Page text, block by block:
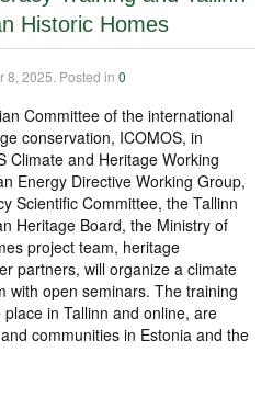
Historic Homes
8, 2025 . Posted in 0
Committee of the international
conservation, ICOMOS, in
Climate and Heritage Working
Energy Directive Working Group,
Scientific Committee, the Tallinn
Heritage Board, the Ministry of
project team, heritage
partners, will organize a climate
with open seminars. The training
in Tallinn and online, are
communities in Estonia and the